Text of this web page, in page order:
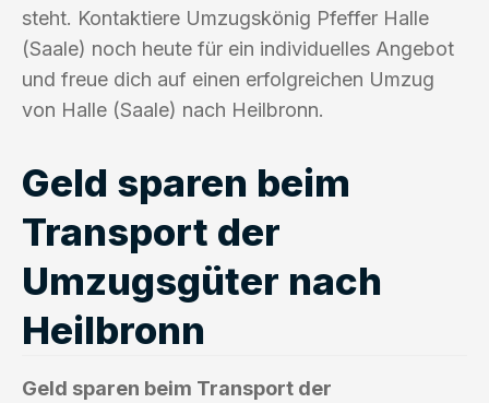
steht. Kontaktiere Umzugskönig Pfeffer Halle
(Saale) noch heute für ein individuelles Angebot
und freue dich auf einen erfolgreichen Umzug
von Halle (Saale) nach Heilbronn.
Geld sparen beim
Transport der
Umzugsgüter nach
Heilbronn
Geld sparen beim Transport der